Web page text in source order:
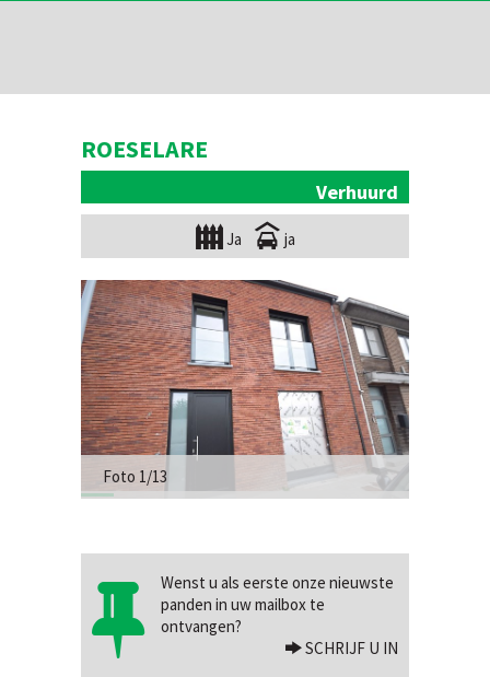
ROESELARE
Verhuurd
Ja ja
Foto 1/13
Wenst u als eerste onze nieuwste
panden in uw mailbox te
ontvangen?
SCHRIJF U IN